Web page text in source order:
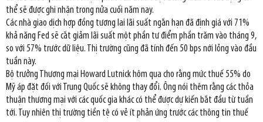
thể sẽ được ghi nhận trong nửa cuối năm nay.
Các nhà giao dịch hợp đồng tương lai lãi suất ngắn hạn đã định giá với 71%
khả năng Fed sẽ cắt giảm lãi suất một phần tư điểm phần trăm vào tháng 9,
so với 57% trước dữ liệu. Thị trường cũng đã tính đến 50 bps nới lỏng vào đầu
tuần này.
Bộ trưởng Thương mại Howard Lutnick hôm qua cho rằng mức thuế 55% do
Mỹ áp đặt đối với Trung Quốc sẽ không thay đổi. Ông nói thêm rằng các thỏa
thuận thương mại với các quốc gia khác có thể được dự kiến bắt đầu từ tuần
tới. Tuy nhiên thị trường tiền tệ có vẻ ít phản ứng trước các thông tin thuế